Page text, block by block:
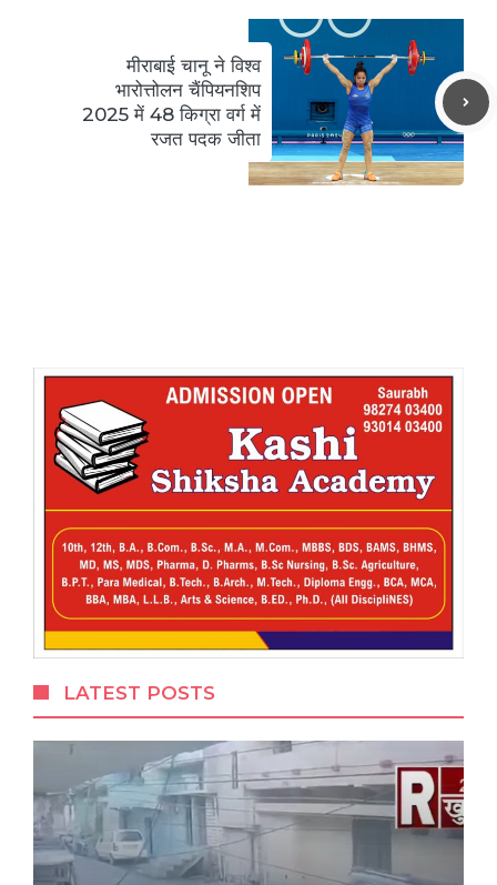
मीराबाई चानू ने विश्व
भारोत्तोलन चैंपियनशिप
2025 में 48 किग्रा वर्ग में
रजत पदक जीता
LATEST POSTS